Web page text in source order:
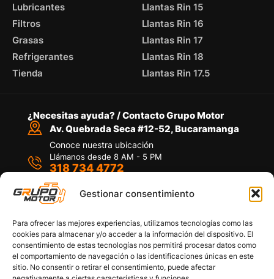
Gestionar consentimiento
Para ofrecer las mejores experiencias, utilizamos tecnologías como las
cookies para almacenar y/o acceder a la información del dispositivo. El
consentimiento de estas tecnologías nos permitirá procesar datos como
el comportamiento de navegación o las identificaciones únicas en este
sitio. No consentir o retirar el consentimiento, puede afectar
Lubricantes
Filtros
Grasas
Refrigerantes
Tienda
Llantas Rin 15
Llantas Rin 16
Llantas Rin 17
Llantas Rin 18
Llantas Rin 17.5
¿Necesitas ayuda? / Contacto Grupo Motor
Av. Quebrada Seca #12-52, Bucaramanga
Conoce nuestra ubicación
Llámanos desde 8 AM - 5 PM
318 734 4772
Por medio de WhatsApp
Políticas de privacidad